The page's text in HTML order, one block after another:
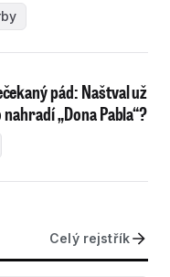
pád: Naštval už
„Dona Pabla“?
Celý rejstřík